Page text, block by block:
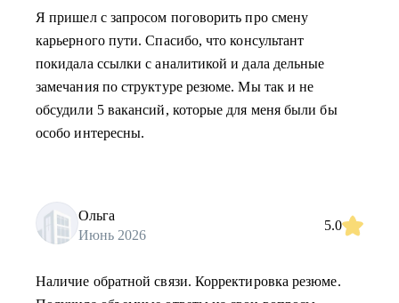
Я пришел с запросом поговорить про смену
карьерного пути. Спасибо, что консультант
покидала ссылки с аналитикой и дала дельные
замечания по структуре резюме. Мы так и не
обсудили 5 вакансий, которые для меня были бы
особо интересны.
Ольга
Июнь 2026
5.0
Наличие обратной связи. Корректировка резюме.